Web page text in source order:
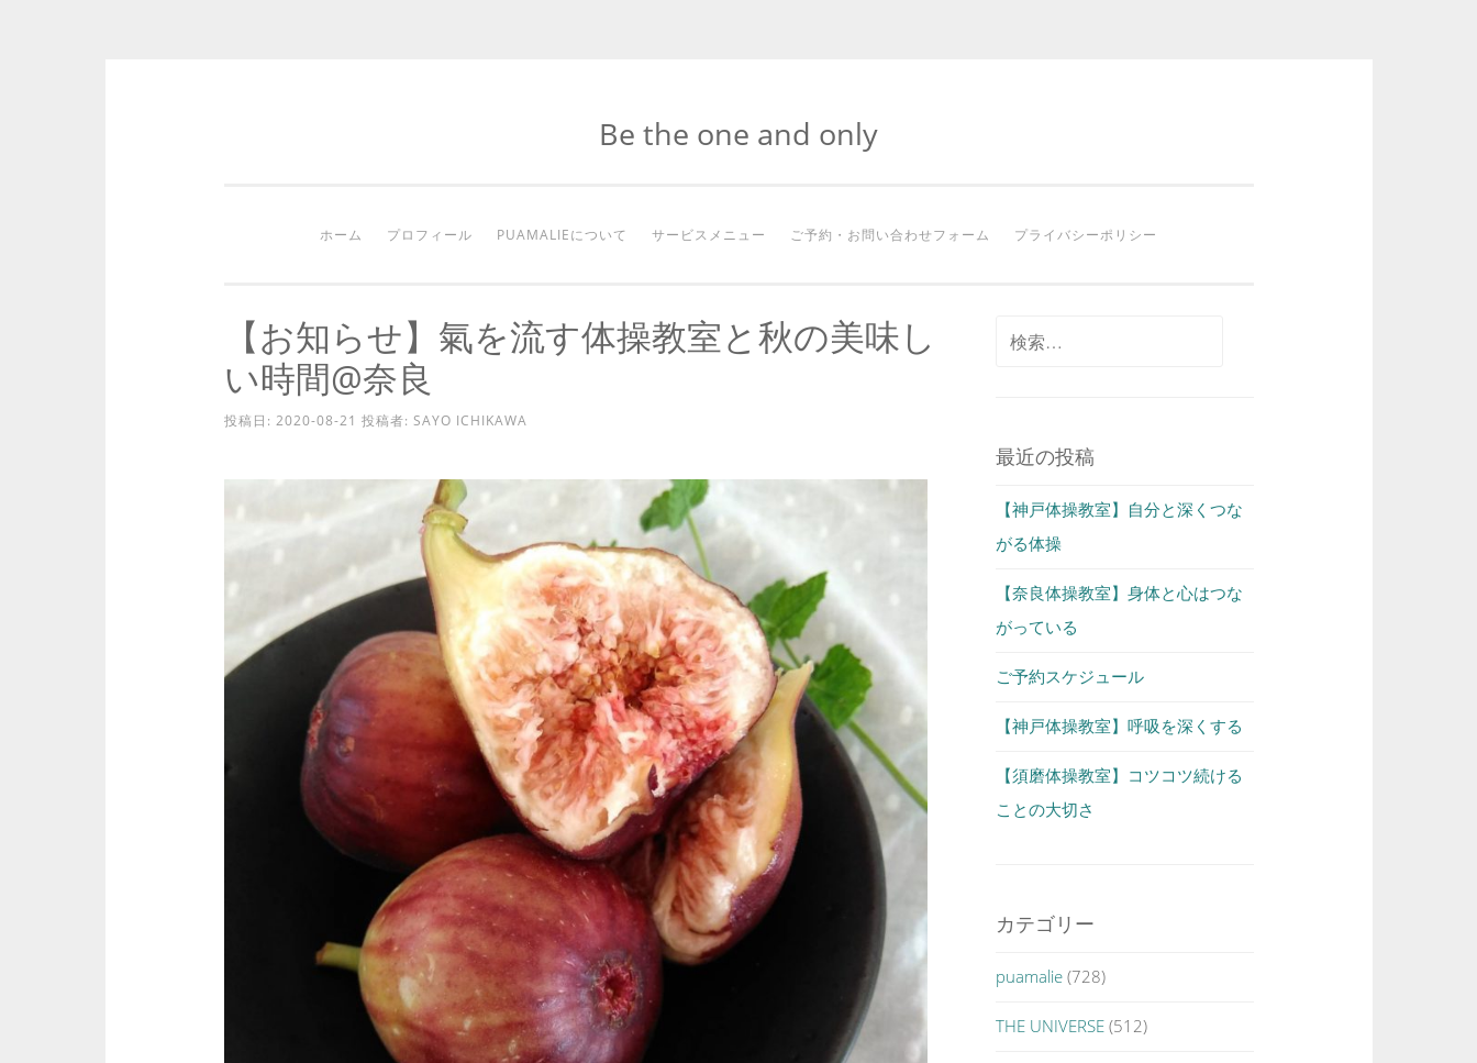
ッ
プ
Be the one and only
ホーム プロフィール PUAMALIEについて サービスメニュー ご予約・お問い合わせフォーム プライバシーポリシー
【お知らせ】氣を流す体操教室と秋の美味し
い時間@奈良
投稿日: 2020-08-21 投稿者: SAYO ICHIKAWA
最近の投稿
【神戸体操教室】自分と深くつな
がる体操
【奈良体操教室】身体と心はつな
がっている
ご予約スケジュール
【神戸体操教室】呼吸を深くする
【須磨体操教室】コツコツ続ける
ことの大切さ
カテゴリー
puamalie (728)
THE UNIVERSE (512)